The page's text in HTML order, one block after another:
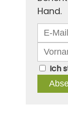
Hand.
Ich